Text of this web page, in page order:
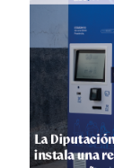
QUINTA
hace 5 días